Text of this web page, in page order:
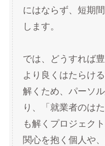
にはならず、短期
します。
では、どうすれば
より良くはたらけ
解くため、パーソ
り、「就業者のは
も解くプロジェク
関心を抱く個人や